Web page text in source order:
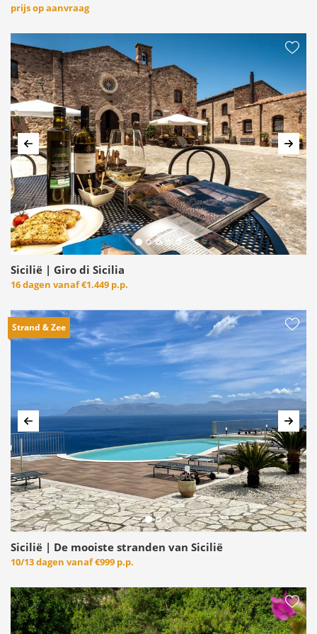
prijs op aanvraag
Vorige
Sicilië | Giro di Sicilia
16 dagen vanaf€1.449 p.p.
Strand & Zee
Vorige
Sicilië | De mooiste stranden van Sicilië
10/13 dagen vanaf€999 p.p.